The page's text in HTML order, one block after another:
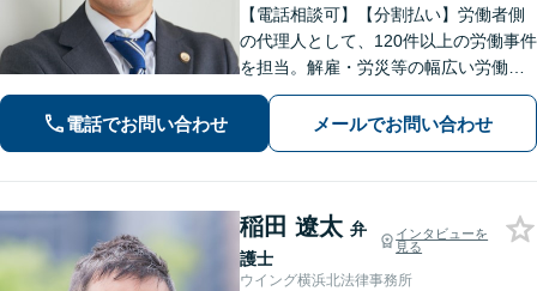
【電話相談可】【分割払い】労働者側
の代理人として、120件以上の労働事件
を担当。解雇・労災等の幅広い労働事
件に、10年以上取り組んできました。
相続／借金／医療・介護／離婚等、市
民の皆さまの多種多様なご相談に対応
電話でお問い合わせ メールでお問い合わせ
稲田 遼太 弁
護士
インタビューを
見る
ウイング横浜北法律事務所